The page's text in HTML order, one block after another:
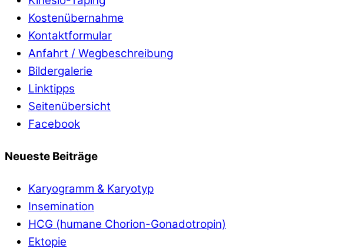
Kostenübernahme
Kontaktformular
Anfahrt / Wegbeschreibung
Bildergalerie
Linktipps
Seitenübersicht
Facebook
Neueste Beiträge
Karyogramm & Karyotyp
Insemination
HCG (humane Chorion-Gonadotropin)
Ektopie